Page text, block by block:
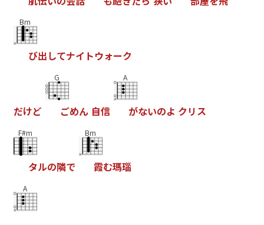
Bm
び出してナイ トウォーク
だけど
G
ごめん 自信
A
がないのよ クリス
F#m
タルの隣で
Bm
霞む瑪瑙
A